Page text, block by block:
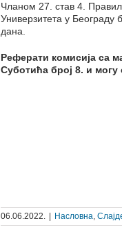
Чланом 27. став 4.
Универзитета у Београду
дана.
Реферати комисија са
Суботића број 8. и могу
06.06.2022. Насловна,